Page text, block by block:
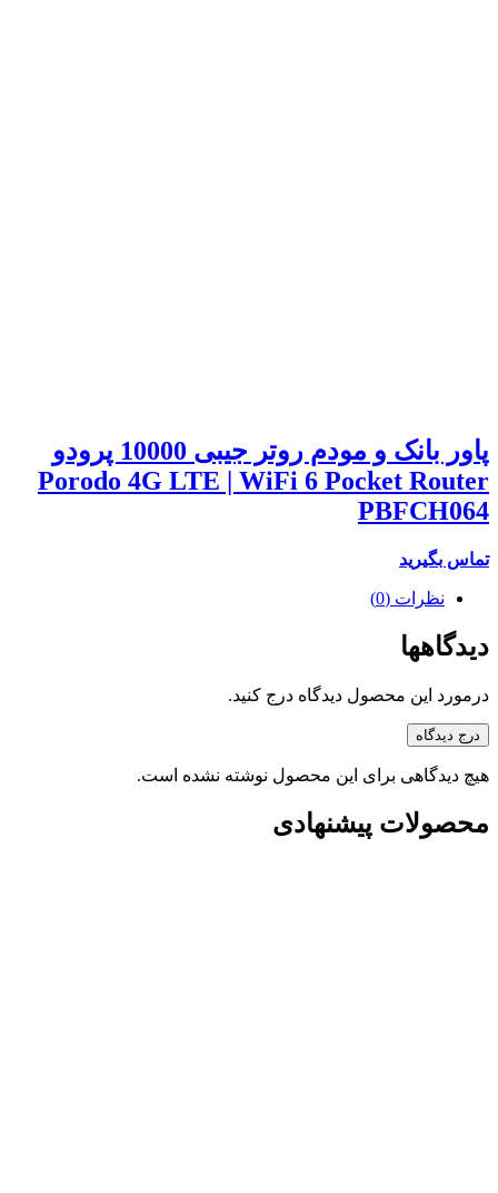
پاور بانک و مودم روتر جیبی 10000 پرودو
Porodo 4G LTE | WiFi 6 Pocket Router
PBFCH064
تماس بگیرید
نظرات (0)
دیدگاهها
درمورد این محصول دیدگاه درج کنید.
درج دیدگاه
هیچ دیدگاهی برای این محصول نوشته نشده است.
محصولات پیشنهادی